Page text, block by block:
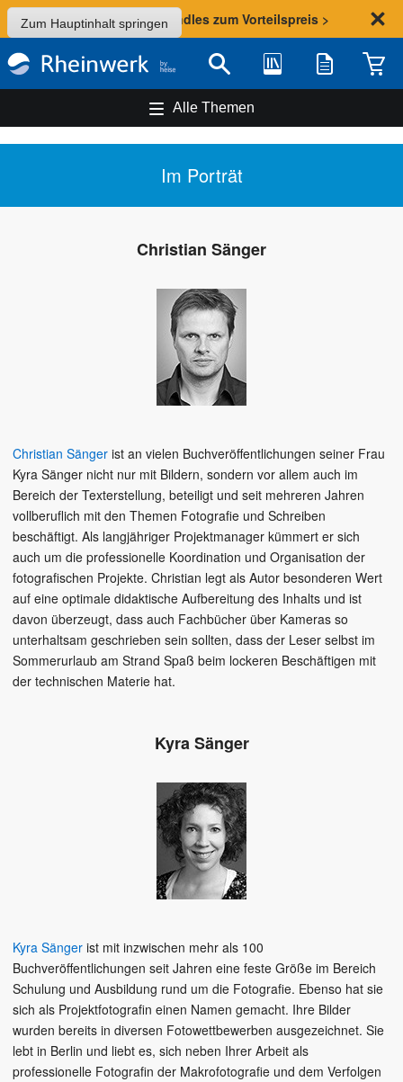
Zum Hauptinhalt springen
Sommer-Aktion: Bundles zum Vorteilspreis >
Suche Bibliothek Merkliste
Alle Themen
Im Porträt
Christian Sänger
Christian Sänger ist an vielen Buchveröffentlichungen seiner Frau
Kyra Sänger nicht nur mit Bildern, sondern vor allem auch im
Bereich der Texterstellung, beteiligt und seit mehreren Jahren
vollberuflich mit den Themen Fotografie und Schreiben
beschäftigt. Als langjähriger Projektmanager kümmert er sich
auch um die professionelle Koordination und Organisation der
fotografischen Projekte. Christian legt als Autor besonderen Wert
auf eine optimale didaktische Aufbereitung des Inhalts und ist
davon überzeugt, dass auch Fachbücher über Kameras so
unterhaltsam geschrieben sein sollten, dass der Leser selbst im
Sommerurlaub am Strand Spaß beim lockeren Beschäftigen mit
der technischen Materie hat.
Kyra Sänger
Kyra Sänger ist mit inzwischen mehr als 100
Buchveröffentlichungen seit Jahren eine feste Größe im Bereich
Schulung und Ausbildung rund um die Fotografie. Ebenso hat sie
sich als Projektfotografin einen Namen gemacht. Ihre Bilder
wurden bereits in diversen Fotowettbewerben ausgezeichnet. Sie
lebt in Berlin und liebt es, sich neben Ihrer Arbeit als
professionelle Fotografin der Makrofotografie und dem Verfolgen